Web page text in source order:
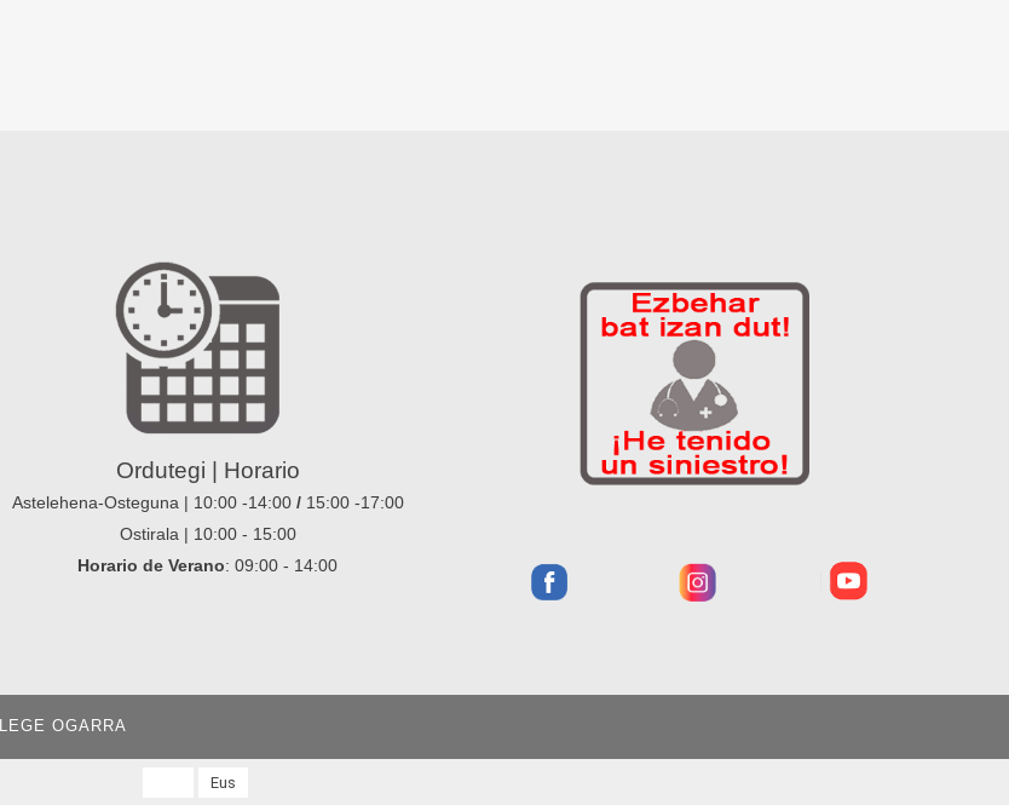
Ordutegi | Horario
Astelehena-Osteguna | 10:00 -14:00/ 15:00 -17:00
Ostirala | 10:00 - 15:00
Horario de Verano: 09:00 - 14:00
LEGE OGARRA
Eus